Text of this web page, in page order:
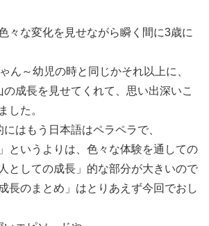
々な変化を見せながら瞬く間に3歳に
ん～幼児の時と同じかそれ以上に、
成長を見せてくれて、思い出深いこ
した。
はもう日本語はペラペラで、
というよりは、色々な体験を通しての
としての成長」的な部分が大きいので
長のまとめ」はとりあえず今回でおし